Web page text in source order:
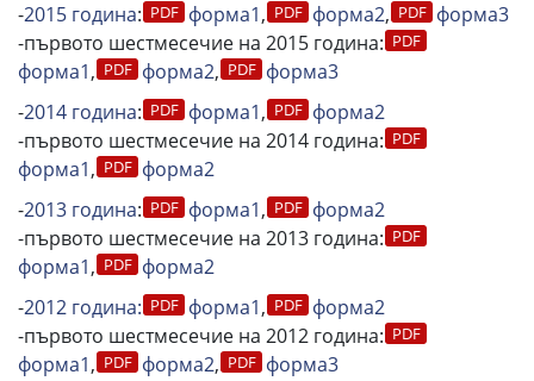
-2015 година: форма1, формa2,
форма3
-първото шестмесечие на 2015 година:
форма1, формa2,
форма3
-2014 година: форма1,
форма2
-първото шестмесечие на 2014 година:
форма1,
форма2
-2013 година: форма1,
форма2
-първото шестмесечие на 2013 година:
форма1,
форма2
-2012 година: форма1,
форма2
-първото шестмесечие на 2012 година:
форма1, форма2,
форма3